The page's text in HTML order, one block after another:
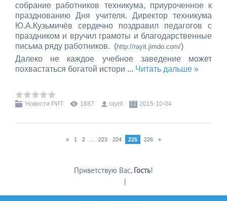
собрание работников техникума, приуроченное к
празднованию Дня учителя. Директор техникума
Ю.А.Кузьмичёв сердечно поздравил педагогов с
праздником и вручил грамоты и благодарственные
письма ряду работников. (http://rayit.jimdo.com/)
Далеко не каждое учебное заведение может
похвастаться богатой истори ... Читать дальше »
Новости РИТ 1887 rayrit 2015-10-04
« 1 2 223 224 225 226 »
Приветствую Вас, Гость!